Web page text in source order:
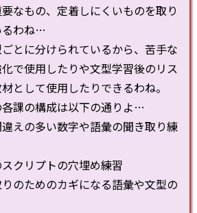
なもの、定着しにくいものを取り
るわね…
とに分けられているから、苦手な
で使用したりや文型学習後のリス
として使用したりできるわね。
各課の構成は以下の通りよ…
えの多い数字や語彙の聞き取り練
クリプトの穴埋め練習
のためのカギになる語彙や文型の